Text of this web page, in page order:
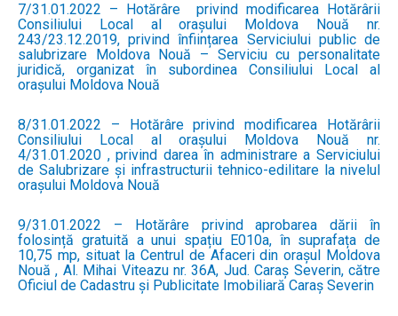
7/31.01.2022 – Hotărâre privind modificarea Hotărârii
Consiliului Local al orașului Moldova Nouă nr.
243/23.12.2019, privind înființarea Serviciului public de
salubrizare Moldova Nouă – Serviciu cu personalitate
juridică, organizat în subordinea Consiliului Local al
orașului Moldova Nouă
8/31.01.2022 – Hotărâre privind modificarea Hotărârii
Consiliului Local al orașului Moldova Nouă nr.
4/31.01.2020 , privind darea în administrare a Serviciului
de Salubrizare și infrastructurii tehnico-edilitare la nivelul
orașului Moldova Nouă
9/31.01.2022 – Hotărâre privind aprobarea dării în
folosință gratuită a unui spațiu E010a, în suprafața de
10,75 mp, situat la Centrul de Afaceri din orașul Moldova
Nouă , Al. Mihai Viteazu nr. 36A, Jud. Caraș Severin, către
Oficiul de Cadastru și Publicitate Imobiliară Caraș Severin